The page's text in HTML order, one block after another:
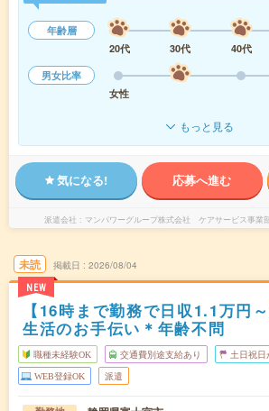
年齢層
20代
30代 40代
男女比率
女性
もっと見る
気になる! 応募へ進む
派遣会社 マンパワーグループ株式会社 ケアサービス事業
未読
NEW
掲載日 2026/08/04
【16時まで勤務で日収1.1万円
生活のお手伝い＊年齢不問
職種未経験OK 交通費別途支給あり 土日祝日
WEB登録OK 派遣